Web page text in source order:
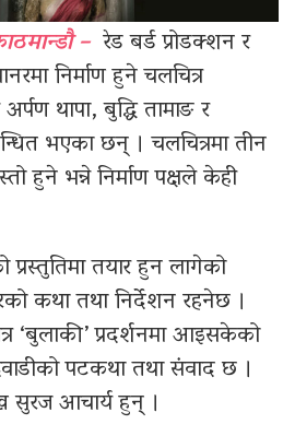
– रेड बर्ड प्रोडक्शन र
निर्माण हुने चलचित्र
थापा, बुद्धि तामाङ र
भएका छन् । चलचित्रमा तीन
हुने भन्ने निर्माण पक्षले केही
प्रस्तुतिमा तयार हुन लागेको
कथा तथा निर्देशन रहनेछ ।
‘बुलाकी’ प्रदर्शनमा आइसकेको
पटकथा तथा संवाद छ ।
सुरज आचार्य हुन् ।